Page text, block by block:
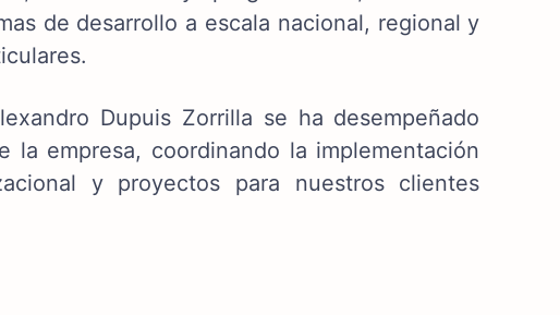
de desarrollo a escala nacional, regional y
Dupuis Zorrilla se ha desempeñado
empresa, coordinando la implementación
y proyectos para nuestros clientes